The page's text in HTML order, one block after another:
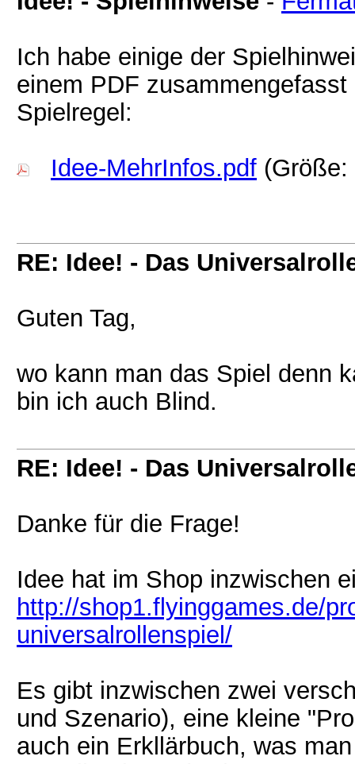
Ich habe einige der
einem PDF
Spielregel:
Idee-MehrInfos.pdf
RE: Idee! - Das
Guten Tag,
wo kann man das Spiel denn
bin ich auch Blind.
RE: Idee! - Das
Danke für die Frage!
Idee hat im Shop inzwischen
http://shop1.flyinggames.de/
universalrollenspiel/
Es gibt inzwischen zwei
und Szenario), eine kleine
auch ein Erkllärbuch, was